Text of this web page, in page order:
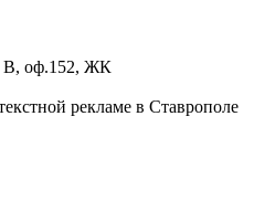
В, оф.152, ЖК
рекламе в Ставрополе